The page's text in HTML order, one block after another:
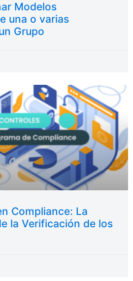
Modelos
una o varias
Grupo
Compliance: La
la Verificación de los